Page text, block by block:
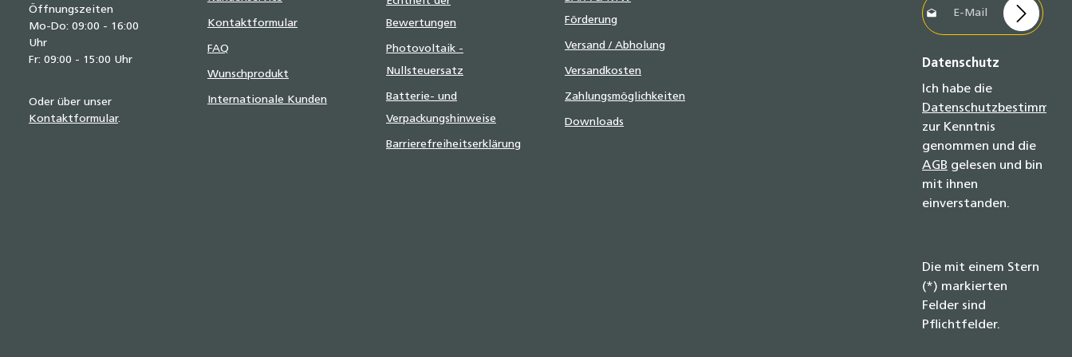
Öffnungszeiten
Mo-Do: 09:00 - 16:00
Uhr
Fr: 09:00 - 15:00 Uhr
Oder über unser
Kontaktformular.
Kontaktformular
FAQ
Wunschprodukt
Internationale Kunden
Bewertungen
Photovoltaik -
Nullsteuersatz
Batterie- und
Verpackungshinweise
Barrierefreiheitserklärung
Förderung
Versand / Abholung
Versandkosten
Zahlungsmöglichkeiten
Downloads
Datenschutz
Ich habe die
zur Kenntnis
genommen und die
AGB gelesen und bin
mit ihnen
einverstanden.
Die mit einem Stern
(*) markierten
Felder sind
Pflichtfelder.